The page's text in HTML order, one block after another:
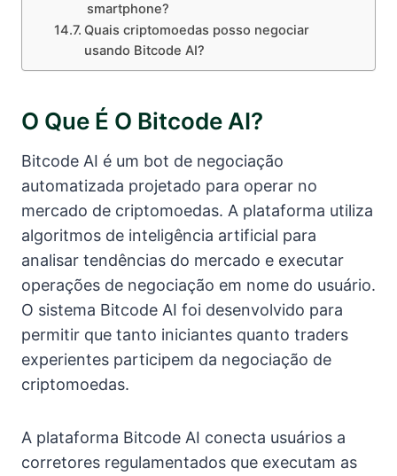
smartphone?
Quais criptomoedas posso negociar
usando Bitcode AI?
O Que É O Bitcode AI?
Bitcode AI é um bot de negociação
automatizada projetado para operar no
mercado de criptomoedas. A plataforma utiliza
algoritmos de inteligência artificial para
analisar tendências do mercado e executar
operações de negociação em nome do usuário.
O sistema Bitcode AI foi desenvolvido para
permitir que tanto iniciantes quanto traders
experientes participem da negociação de
criptomoedas.
A plataforma Bitcode AI conecta usuários a
corretores regulamentados que executam as